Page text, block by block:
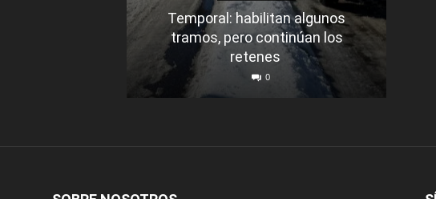
Temporal: habilitan algunos
tramos, pero continúan los
retenes
0